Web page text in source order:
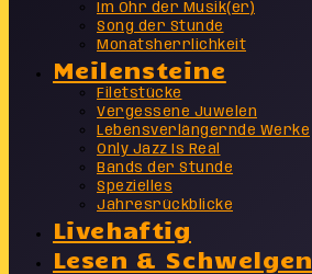
Im Ohr der Musik(er)
Song der Stunde
Monatsherrlichkeit
Meilensteine
Filetstücke
Vergessene Juwelen
Lebensverlängernde Werke
Only Jazz Is Real
Bands der Stunde
Spezielles
Jahresrückblicke
Livehaftig
Lesen & Schwelgen